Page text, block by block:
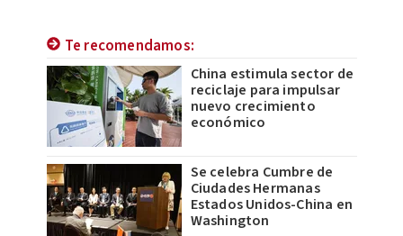
Te recomendamos:
China estimula sector de
reciclaje para impulsar
nuevo crecimiento
económico
Se celebra Cumbre de
Ciudades Hermanas
Estados Unidos-China en
Washington